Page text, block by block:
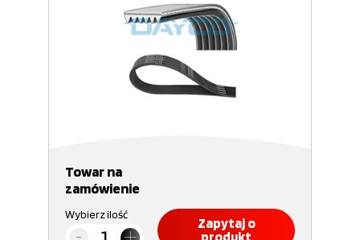
Towar na
zamówienie
Wybierz ilość
Zapytaj o
produkt